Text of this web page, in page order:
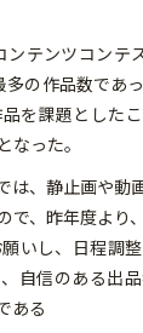
テンツコンテ
の作品数であ
を課題とした
なった。
は、静止画や動
で、昨年度より
いし、日程調
自信のある出
ある